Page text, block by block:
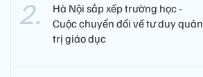
Hà Nội sắp xếp trường học -
Cuộc chuyển đổi về tư duy quản
trị giáo dục